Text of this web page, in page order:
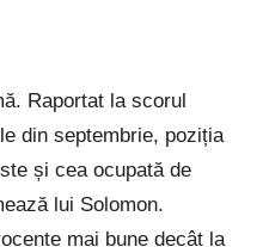
Raportat la scorul
din septembrie, poziția
și cea ocupată de
lui Solomon.
mai bune decât la